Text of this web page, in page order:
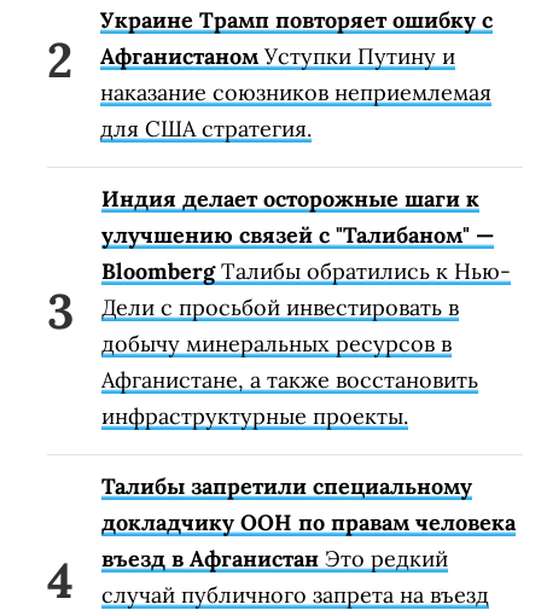
Украине Трамп повторяет ошибку с
Афганистаном Уступки Путину и
наказание союзников неприемлемая
для США стратегия.
Индия делает осторожные шаги к
улучшению связей с "Талибаном" —
BloombergТалибы обратились к Нью-
Дели с просьбой инвестировать в
добычу минеральных ресурсов в
Афганистане, а также восстановить
инфраструктурные проекты.
Талибы запретили специальному
докладчику ООН по правам человека
въезд в Афганистан Это редкий
случай публичного запрета на въезд